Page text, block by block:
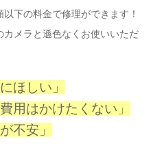
下の料金で修理ができます！
カメラと遜色なくお使いいただ
ほしい」
用はかけたくない」
不安」